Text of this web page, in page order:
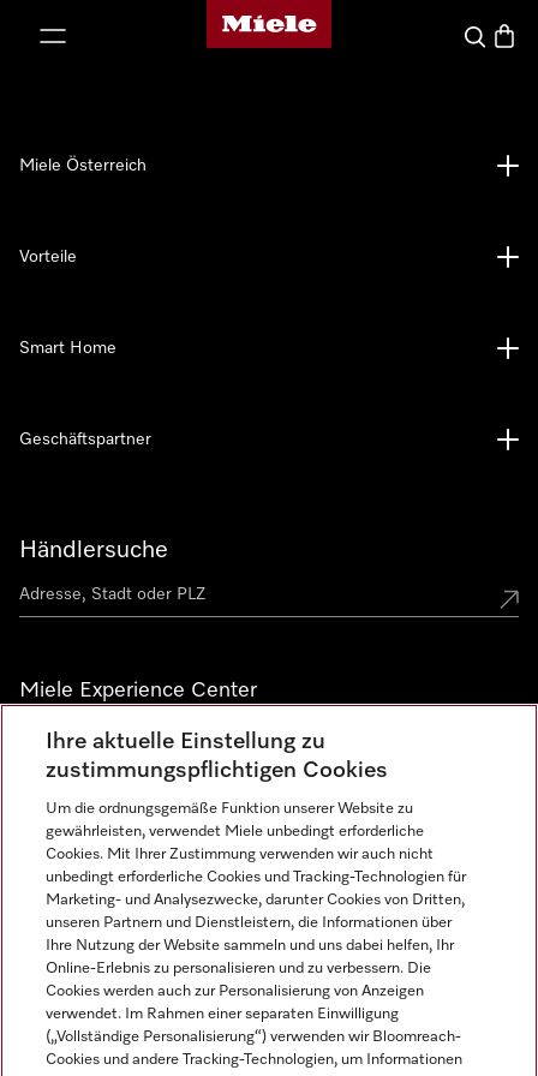
Miele-Homepage
Suche
Händlersuche
Miele Experience Center
Alle Miele Experience Center anzeigen
Newsletter
Miele Österreich
Vorteile
Smart Home
Geschäftspartner
Miele auf Instagram
Miele auf Facebook
Miele auf Youtube
Ihre aktuelle Einstellung zu
zustimmungspflichtigen Cookies
Um die ordnungsgemäße Funktion unserer Website zu
gewährleisten, verwendet Miele unbedingt erforderliche
Cookies. Mit Ihrer Zustimmung verwenden wir auch nicht
unbedingt erforderliche Cookies und Tracking-Technologien für
Marketing- und Analysezwecke, darunter Cookies von Dritten,
unseren Partnern und Dienstleistern, die Informationen über
Ihre Nutzung der Website sammeln und uns dabei helfen, Ihr
Online-Erlebnis zu personalisieren und zu verbessern. Die
Cookies werden auch zur Personalisierung von Anzeigen
verwendet. Im Rahmen einer separaten Einwilligung
(„Vollständige Personalisierung“) verwenden wir Bloomreach-
Cookies und andere Tracking-Technologien, um Informationen